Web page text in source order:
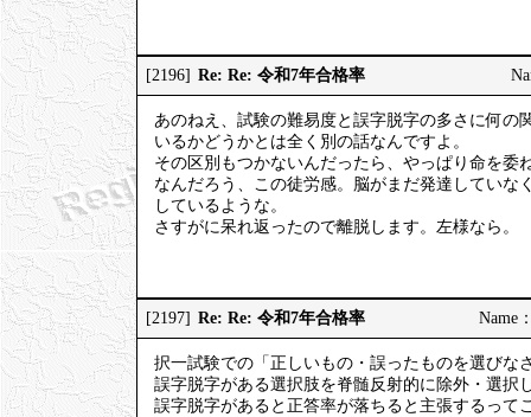
[2196] Re: Re: 令和7年合格率
あのねえ、試験の難易度と誤字脱字の多さに何の
いるかどうかとは全く別の話なんですよ。
その区別もつかないんだったら、やっぱり命を委
なんだろう、この徒労感。脳がまだ発達してい
しているような。
さすがに呆れ返ったので離脱します。左様なら。
[2197] Re: Re: 令和7年合格率 Name
択一試験での「正しいもの・誤ったものを選びな
誤字脱字がある選択肢を脊髄反射的に除外・選択
誤字脱字があると正答率が落ちると主張するって